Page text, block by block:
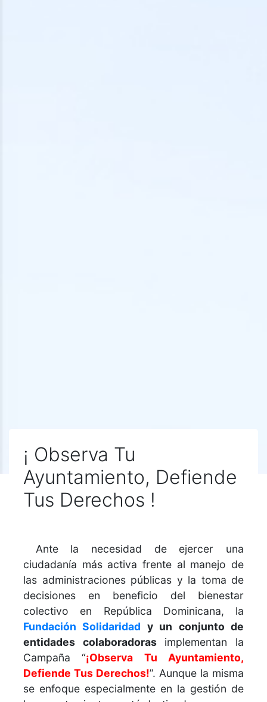
¡ Observa Tu
Ayuntamiento, Defiende
Tus Derechos !
Ante la necesidad de ejercer una
ciudadanía más activa frente al manejo de
las administraciones públicas y la toma de
decisiones en beneficio del bienestar
colectivo en República Dominicana, la
Fundación Solidaridad y un conjunto de
entidades colaboradorasimplementan la
Campaña “¡Observa Tu Ayuntamiento,
Defiende Tus Derechos!”. Aunque la misma
se enfoque especialmente en la gestión de